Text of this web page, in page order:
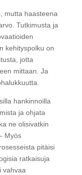
mutta haasteena
Tutkimusta ja
kehityspolku on
jotta
mittaan. Ja
hankinnoilla
ja ohjata
ne olisivatkin
Myös
pitäisi
ratkaisuja
vahvaa